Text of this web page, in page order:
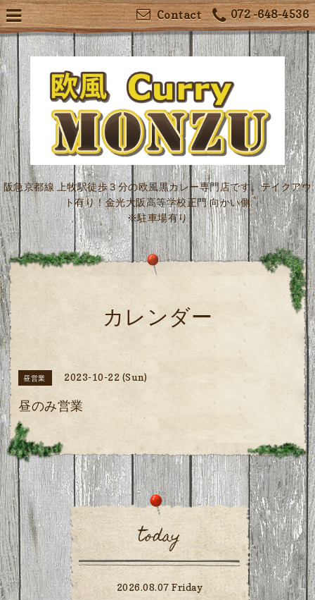
072 -648-4536
Contact
阪急京都線 上牧駅徒歩３分の欧風黒カレー専門店です。テイクアウ
ト有り！金光大阪高等学校正門 向かい側
※駐車場有り
カレンダー
昼営業 2023-10-22 (Sun)
昼のみ営業
today
2026.08.07 Friday